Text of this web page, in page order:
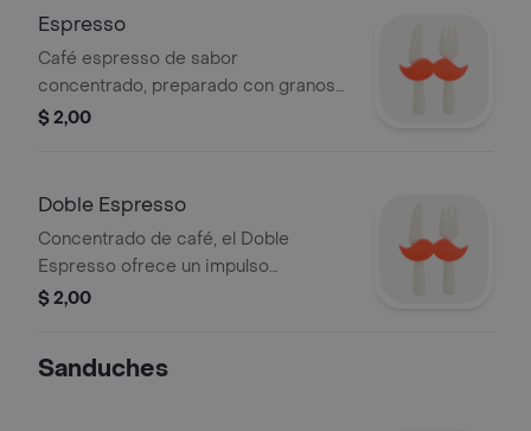
Espresso
Café espresso de sabor
concentrado, preparado con granos
finamente molidos para un despertar
$ 2,00
Doble Espresso
Concentrado de café, el Doble
Espresso ofrece un impulso
energético.
$ 2,00
Sanduches